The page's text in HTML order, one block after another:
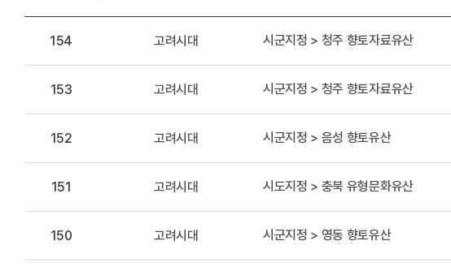
154 고려시대 시군지정 > 청주 향토자료유산
153 고려시대 시군지정 > 청주 향토자료유산
152 고려시대 시군지정 > 음성 향토유산
151 고려시대 시도지정 > 충북 유형문화유산
150 고려시대 시군지정 > 영동 향토유산